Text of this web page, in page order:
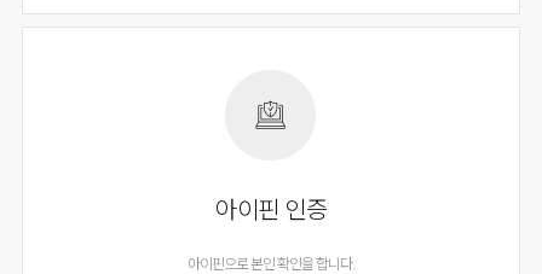
아이핀 인증
아이핀으로 본인 확인을 합니다.